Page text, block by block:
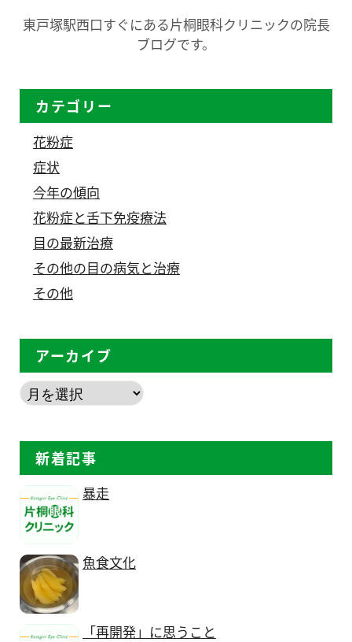
東戸塚駅西口すぐにある片桐眼科クリニックの院長
ブログです。
カテゴリー
花粉症
症状
今年の傾向
花粉症と舌下免疫療法
目の最新治療
その他の目の病気と治療
その他
アーカイブ
新着記事
暴走
魚食文化
「再開発」に思うこと